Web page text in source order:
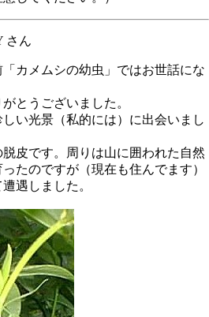
さん
カメムシの幼虫」ではお世話にな
とうございました。
い光景（私的には）に出会いまし
皮です。周りは山に囲われた自然
たのですが（現在も住んでます）
遇しました。